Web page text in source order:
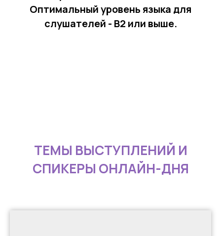
Оптимальный уровень языка для
слушателей - B2 или выше.
ТЕМЫ ВЫСТУПЛЕНИЙ И
СПИКЕРЫ ОНЛАЙН-ДНЯ